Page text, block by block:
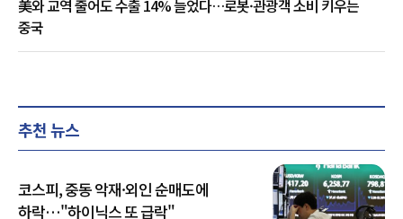
美와 교역 줄어도 수출 14% 늘었다…로봇·관광객 소비 키우는
중국
추천 뉴스
코스피, 중동 악재·외인 순매도에
하락…"하이닉스 또 급락"